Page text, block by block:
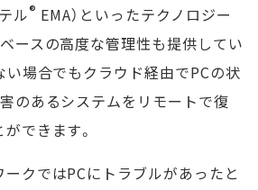
ル® EMA）といったテクノロジー
ースの高度な管理性も提供してい
い場合でもクラウド経由でPCの状
のあるシステムをリモートで復
できます。
クではPCにトラブルがあったと